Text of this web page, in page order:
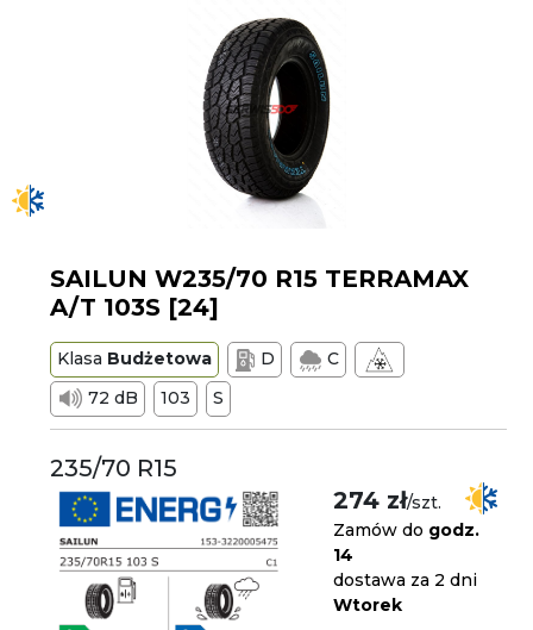
SAILUN W235/70 R15 TERRAMAX
A/T 103S [24]
Klasa Budżetowa D
C
72 dB
103 S
235/70 R15
274 zł/szt.
Zamów do godz.
14
dostawa za 2 dni
Wtorek